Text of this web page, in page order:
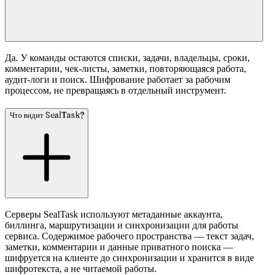
Да. У команды остаются списки, задачи, владельцы, сроки,
комментарии, чек-листы, заметки, повторяющаяся работа,
аудит-логи и поиск. Шифрование работает за рабочим
процессом, не превращаясь в отдельный инструмент.
Что видит SealTask?
Серверы SealTask используют метаданные аккаунта,
биллинга, маршрутизации и синхронизации для работы
сервиса. Содержимое рабочего пространства — текст задач,
заметки, комментарии и данные приватного поиска —
шифруется на клиенте до синхронизации и хранится в виде
шифротекста, а не читаемой работы.